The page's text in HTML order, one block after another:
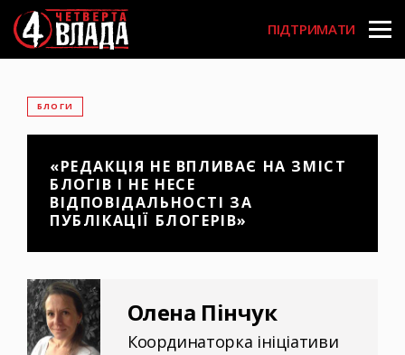
Перейти
до
основного
вмісту
User
account
ПІДТРИМАТИ
БЛОГИ
«РЕДАКЦІЯ НЕ ВПЛИВАЄ НА ЗМІСТ
БЛОГІВ І НЕ НЕСЕ
ВІДПОВІДАЛЬНОСТІ ЗА
ПУБЛІКАЦІЇ БЛОГЕРІВ»
Олена Пінчук
Координаторка ініціативи